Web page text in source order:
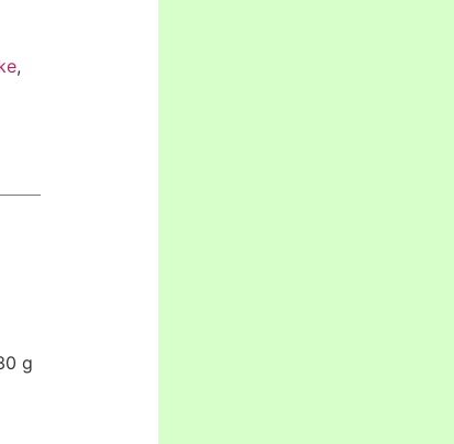
,
g